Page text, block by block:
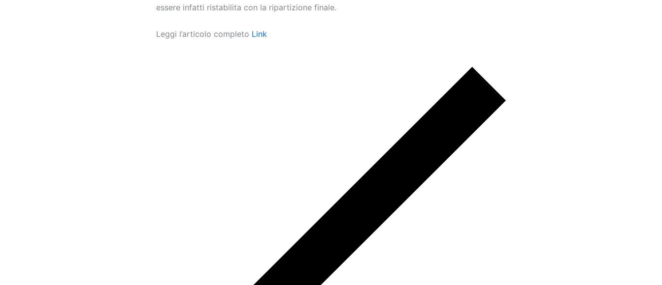
essere infatti ristabilita con la ripartizione finale.
Leggi l’articolo completo Link